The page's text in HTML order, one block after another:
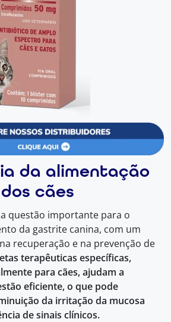
da alimentação
cães
questão importante para o
da gastrite canina, com um
recuperação e na prevenção de
terapêuticas específicas,
para cães, ajudam a
eficiente, o que pode
da irritação da mucosa
de sinais clínicos.